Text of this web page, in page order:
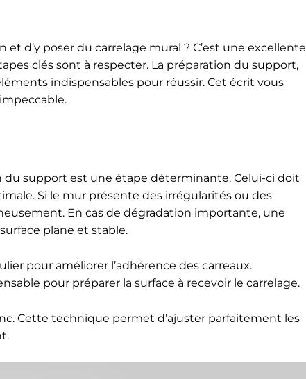
d’y poser du carrelage mural ? C’est une excellente
clés sont à respecter. La préparation du support,
indispensables pour réussir. Cet écrit vous
du support est une étape déterminante. Celui-ci doit
Si le mur présente des irrégularités ou des
En cas de dégradation importante, une
plane et stable.
pour améliorer l’adhérence des carreaux.
pour préparer la surface à recevoir le carrelage.
Cette technique permet d’ajuster parfaitement les